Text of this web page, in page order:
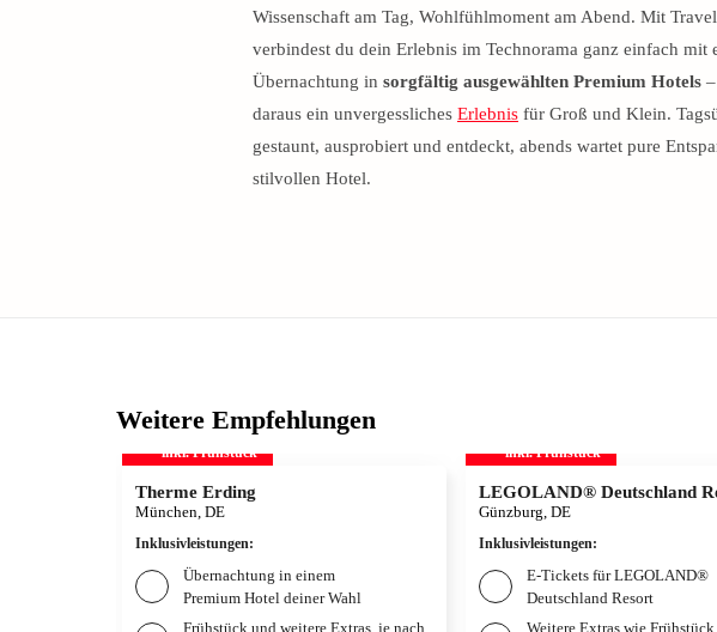
Wissenschaft am Tag, Wohlfühlmoment am Abend. Mit
verbindest du dein Erlebnis im Technorama ganz einfach mit
Übernachtung in sorgfältig ausgewählten Premium Hotels
daraus ein unvergessliches Erlebnis für Groß und Klein.
gestaunt, ausprobiert und entdeckt, abends wartet pure
stilvollen Hotel.
Weitere Empfehlungen
inkl. Frühstück
Therme Erding
München, DE
Inklusivleistungen:
Übernachtung in einem
Premium Hotel deiner Wahl
Frühstück und weitere Extras, je nach
inkl. Frühstück
LEGOLAND® Deutschland
Günzburg, DE
Inklusivleistungen:
E-Tickets für LEGOLAND®
Deutschland Resort
Weitere Extras wie